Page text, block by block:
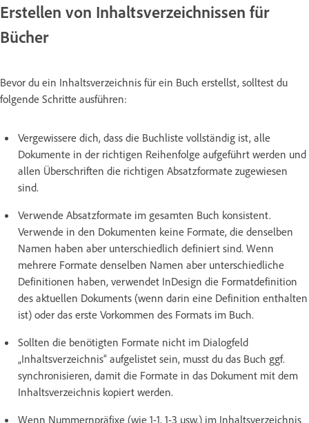
Erstellen von Inhaltsverzeichnissen für
Bücher
Bevor du ein Inhaltsverzeichnis für ein Buch erstellst, solltest du
folgende Schritte ausführen:
Vergewissere dich, dass die Buchliste vollständig ist, alle
Dokumente in der richtigen Reihenfolge aufgeführt werden und
allen Überschriften die richtigen Absatzformate zugewiesen
sind.
Verwende Absatzformate im gesamten Buch konsistent.
Verwende in den Dokumenten keine Formate, die denselben
Namen haben aber unterschiedlich definiert sind. Wenn
mehrere Formate denselben Namen aber unterschiedliche
Definitionen haben, verwendet InDesign die Formatdefinition
des aktuellen Dokuments (wenn darin eine Definition enthalten
ist) oder das erste Vorkommen des Formats im Buch.
Sollten die benötigten Formate nicht im Dialogfeld
„Inhaltsverzeichnis“ aufgelistet sein, musst du das Buch ggf.
synchronisieren, damit die Formate in das Dokument mit dem
Inhaltsverzeichnis kopiert werden.
Wenn Nummernpräfixe (wie 1-1, 1-3 usw.) im Inhaltsverzeichnis